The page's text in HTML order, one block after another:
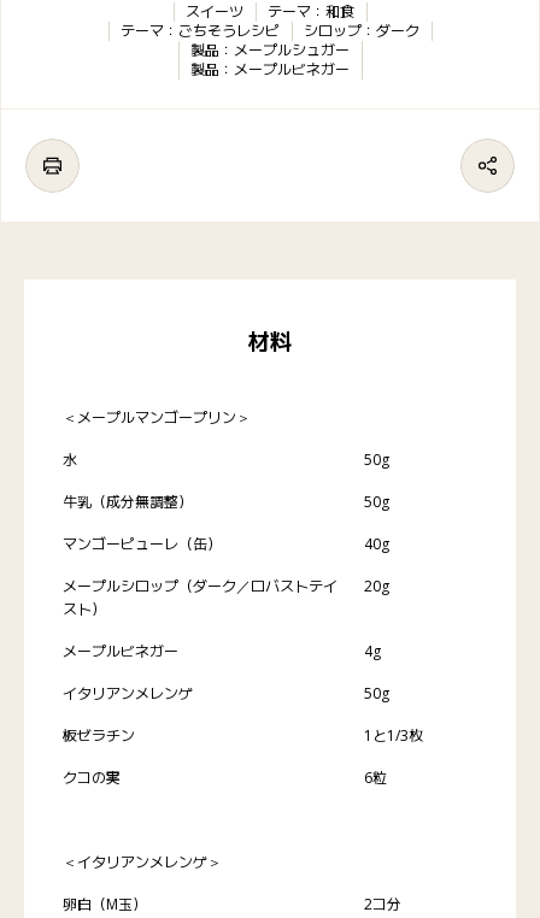
スイーツ
テーマ：和食
テーマ：ごちそうレシピ
シロップ：ダーク
製品：メープルシュガー
製品：メープルビネガー
材料
＜メープルマンゴープリン＞
水 50g
牛乳（成分無調整） 50g
マンゴーピューレ（缶） 40g
メープルシロップ（ダーク／ロバストテイ
スト）
20g
メープルビネガー 4g
イタリアンメレンゲ 50g
板ゼラチン 1と1/3枚
クコの実 6粒
＜イタリアンメレンゲ＞
卵白（M玉） 2コ分